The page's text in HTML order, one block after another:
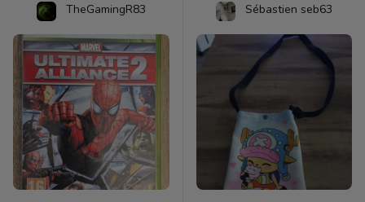
TheGamingR83 Sébastien seb63